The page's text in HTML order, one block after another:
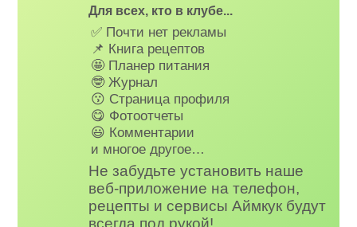
Для всех, кто в клубе...
✅ Почти нет рекламы
📌 Книга рецептов
🤩 Планер питания
🤓 Журнал
😗 Страница профиля
😋 Фотоотчеты
😃 Комментарии
и многое другое…
Не забудьте установить наше
веб-приложение на телефон,
рецепты и сервисы Аймкук будут
всегда под рукой!